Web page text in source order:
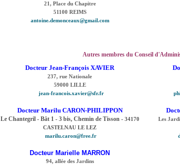
21, Place du Chapitre
51100 REIMS
antoine.demonceaux@gmail.com
Autres membres du Conseil
Docteur Jean-François XAVIER
237, rue Nationale
59000 LILLE
jean-francois.xavier@sfr.fr
Docteur Marilu CARON-PHILIPPON
Le Chantegril - Bât 1 - 3 bis, Chemin de Tisson - 34170
CASTELNAU LE LEZ
marilu.caron@free.fr
Les
Docteur Marielle MARRON
94, allée des Jardins